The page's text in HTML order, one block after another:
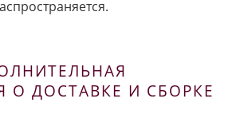
ДОСТАВКЕ И СБОРКЕ